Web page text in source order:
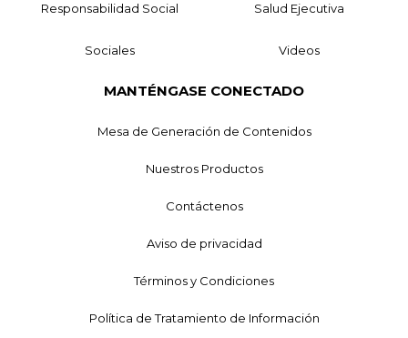
Responsabilidad Social Salud Ejecutiva
Sociales Videos
MANTÉNGASE CONECTADO
Mesa de Generación de Contenidos
Nuestros Productos
Contáctenos
Aviso de privacidad
Términos y Condiciones
Política de Tratamiento de Información